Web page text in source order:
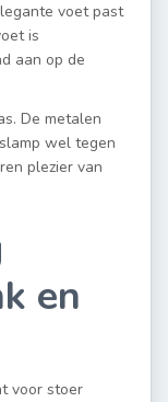
voet past
is
aan op de
De metalen
wel tegen
plezier van
en
voor stoer